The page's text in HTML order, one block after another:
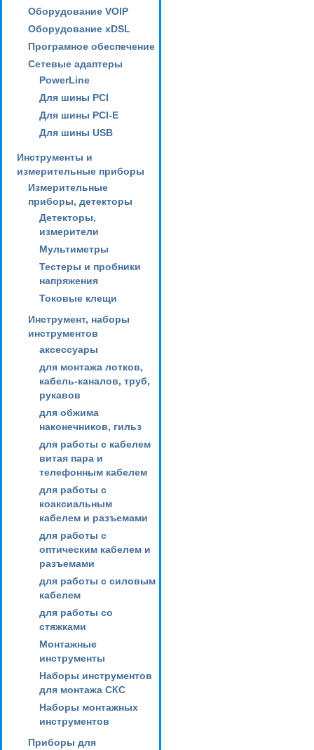
Оборудование VOIP
Оборудование xDSL
Програмное обеспечение
Сетевые адаптеры
PowerLine
Для шины PCI
Для шины PCI-E
Для шины USB
Инструменты и
измерительные приборы
Измерительные
приборы, детекторы
Детекторы,
измерители
Мультиметры
Тестеры и пробники
напряжения
Токовые клещи
Инструмент, наборы
инструментов
аксессуары
для монтажа лотков,
кабель-каналов, труб,
рукавов
для обжима
наконечников, гильз
для работы с кабелем
витая пара и
телефонным кабелем
для работы с
коаксиальным
кабелем и разъемами
для работы с
оптическим кабелем и
разъемами
для работы с силовым
кабелем
для работы со
стяжками
Монтажные
инструменты
Наборы инструментов
для монтажа СКС
Наборы монтажных
инструментов
Приборы для